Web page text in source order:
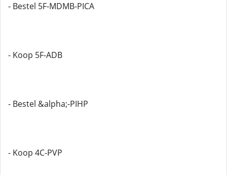
- Bestel 5F-MDMB-PICA
- Koop 5F-ADB
- Bestel &alpha;-PIHP
- Koop 4C-PVP